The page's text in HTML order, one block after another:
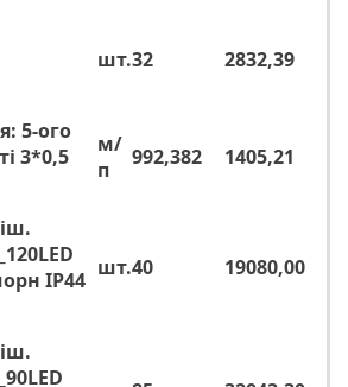
шт.32 2832,39
5-ого
3*0,5
м/
п
992,382 1405,21
IP44 шт.40 19080,00